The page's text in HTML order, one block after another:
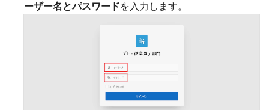
ーザー名とパスワードを入力します。